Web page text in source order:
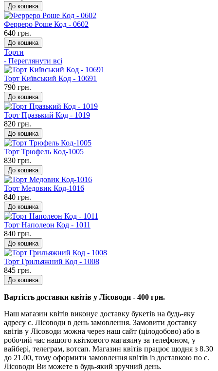
До кошика
Ферреро Роше Код - 0602
640 грн.
До кошика
Торти
- Переглянути всі
Торт Київський Код - 10691
790 грн.
До кошика
Торт Празький Код - 1019
820 грн.
До кошика
Торт Трюфель Код-1005
830 грн.
До кошика
Торт Медовик Код-1016
840 грн.
До кошика
Торт Наполеон Код - 1011
840 грн.
До кошика
Торт Грильяжний Код - 1008
845 грн.
До кошика
Вартість доставки квітів у Лісоводи - 400 грн.
Наш магазин квітів виконує доставку букетів на будь-яку
адресу с. Лісоводи в день замовлення. Замовити доставку
квітів у Лісоводи можна через наш сайт (цілодобово) або в
робочий час нашого квіткового магазину за телефоном, у
вайбері, телеграм, вотсап. Магазин квітів працює щодня з 8.30
до 21.00, тому оформити замовлення квітів із доставкою по с.
Лісоводи Ви можете в будь-який зручний день.